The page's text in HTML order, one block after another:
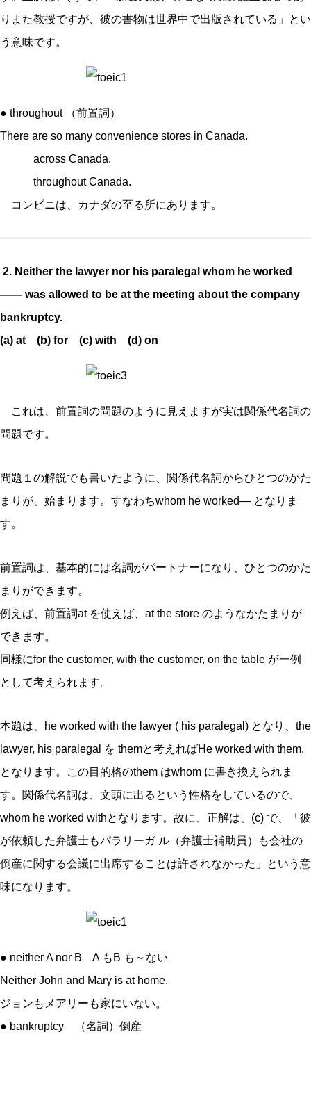
りまた教授ですが、彼の書物は世界中で出版されている」とい
う意味です。
● throughout （前置詞）
There are so many convenience stores in Canada.
across Canada.
throughout Canada.
コンビニは、カナダの至る所にあります。
2. Neither the lawyer nor his paralegal whom he worked
—— was allowed to be at the meeting about the company
bankruptcy.
(a) at (b) for (c) with (d) on
これは、前置詞の問題のように見えますが実は関係代名詞の
問題です。
問題１の解説でも書いたように、関係代名詞からひとつのかた
まりが、始まります。すなわちwhom he worked— となりま
す。
前置詞は、基本的には名詞がパートナーになり、ひとつのかた
まりができます。
例えば、前置詞at を使えば、at the store のようなかたまりが
できます。
同様にfor the customer, with the customer, on the table が一例
として考えられます。
本題は、he worked with the lawyer ( his paralegal) となり、the
lawyer, his paralegal を themと考えればHe worked with them.
となります。この目的格のthem はwhom に書き換えられま
す。関係代名詞は、文頭に出るという性格をしているので、
whom he worked withとなります。故に、正解は、(c) で、「彼
が依頼した弁護士もパラリーガ ル（弁護士補助員）も会社の
倒産に関する会議に出席することは許されなかった」という意
味になります。
● neither A nor B A もB も～ない
Neither John and Mary is at home.
ジョンもメアリーも家にいない。
● bankruptcy （名詞）倒産